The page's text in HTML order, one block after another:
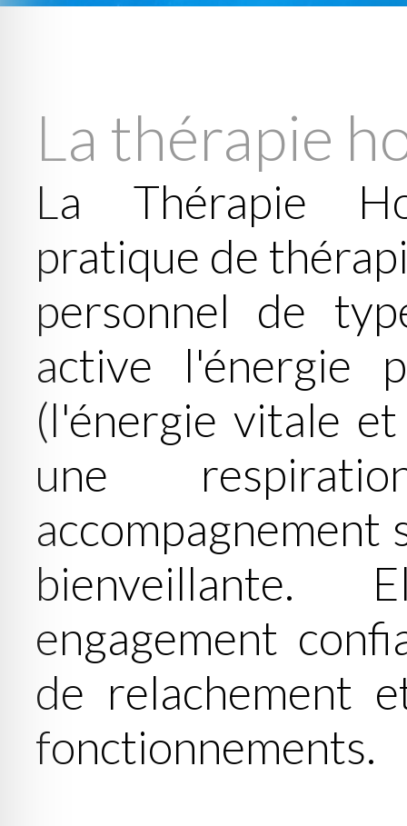
La thérapie
La Thérapie
pratique de
personnel de
active l'énergie
(l'énergie vitale
une
accompagnement
bienveillante.
engagement
de relachement
fonctionnements.